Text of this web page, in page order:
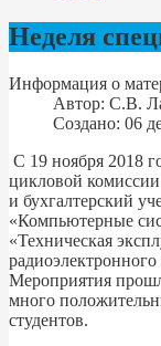
Неделя
Информация о
Автор: С.В.
Создано: 06
С 19 ноября 2018
цикловой
и бухгалтерский
«Компьютерные
«Техническая
Мероприятия
много
студентов.